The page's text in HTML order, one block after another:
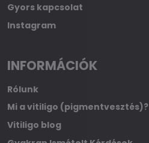
Gyors kapcsolat
Instagram
INFORMÁCIÓK
Rólunk
Mi a vitiligo (pigmentvesztés)?
Vitiligo blog